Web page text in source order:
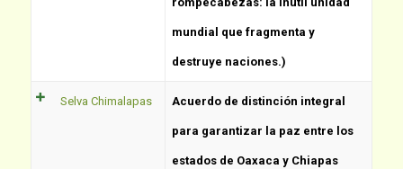
mundial que fragmenta y
destruye naciones.)
Selva Chimalapas Acuerdo de distinción integral
para garantizar la paz entre los
estados de Oaxaca y Chiapas